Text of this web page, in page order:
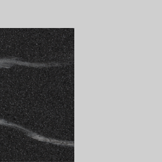
på lager